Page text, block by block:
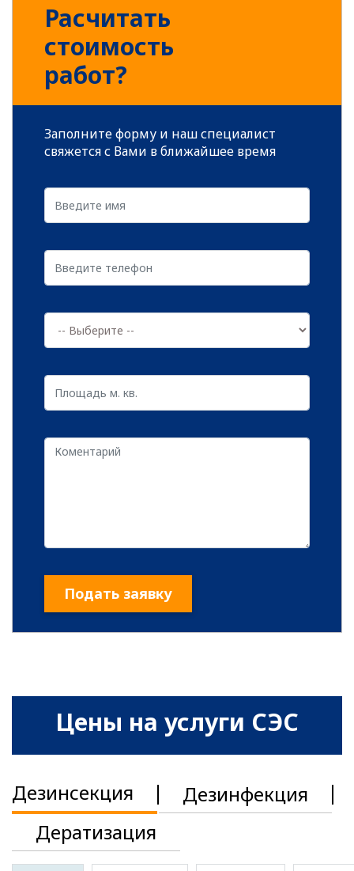
Услуги нашей компании востребованы и
актуальны не только во вторичном жилье.
Современные дома и строительные
объекты на всех этапах возведения
нуждаются в нашем вмешательстве столь
же часто. Нет таких препятствий, которые
а микроорганизмы и бактерии отличаются
самой высокой способностью к
Среди зараженных объектов могут
оказаться:
читать далее
Расчитать
стоимость
работ?
Заполните форму и наш специалист
свяжется с Вами в ближайшее время
Подать заявку
Цены на услуги СЭС
Дезинсекция
Дезинфекция
Дератизация